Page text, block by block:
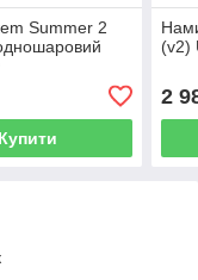
Summer 2
Купити
(v2)
2